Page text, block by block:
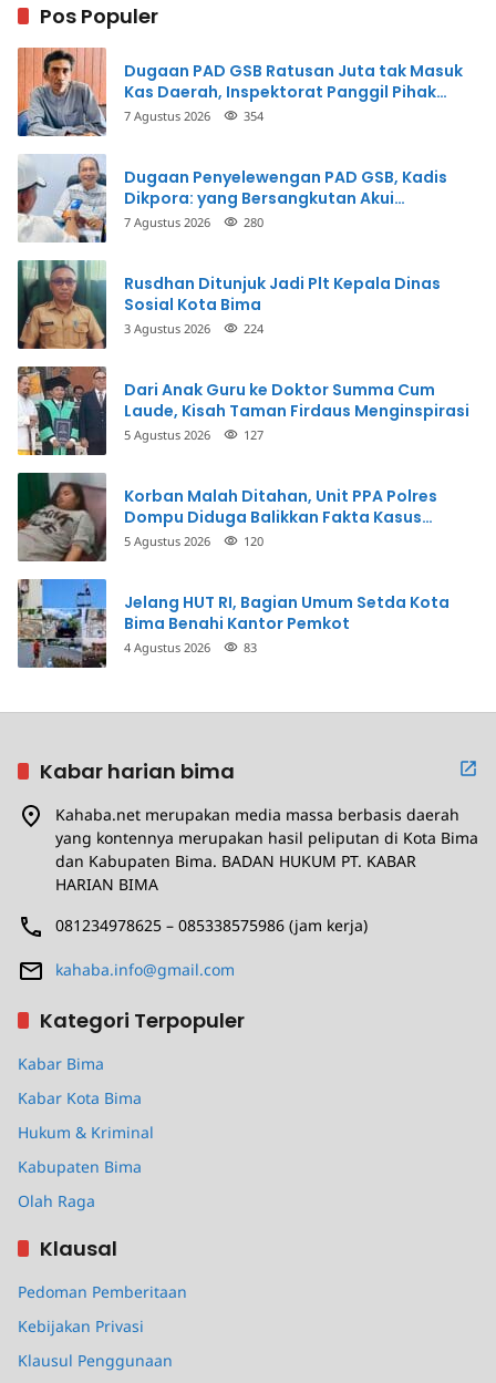
Pos Populer
Dugaan PAD GSB Ratusan Juta tak Masuk
Kas Daerah, Inspektorat Panggil Pihak
Terkait
7 Agustus 2026 354
Dugaan Penyelewengan PAD GSB, Kadis
Dikpora: yang Bersangkutan Akui
Perbuatannya dan Siap Mengembalikan
7 Agustus 2026 280
Rusdhan Ditunjuk Jadi Plt Kepala Dinas
Sosial Kota Bima
3 Agustus 2026 224
Dari Anak Guru ke Doktor Summa Cum
Laude, Kisah Taman Firdaus Menginspirasi
5 Agustus 2026 127
Korban Malah Ditahan, Unit PPA Polres
Dompu Diduga Balikkan Fakta Kasus
Penganiayaan
5 Agustus 2026 120
Jelang HUT RI, Bagian Umum Setda Kota
Bima Benahi Kantor Pemkot
4 Agustus 2026 83
Kabar harian bima
Kahaba.net merupakan media massa berbasis daerah
yang kontennya merupakan hasil peliputan di Kota Bima
dan Kabupaten Bima. BADAN HUKUM PT. KABAR
HARIAN BIMA
081234978625 – 085338575986 (jam kerja)
kahaba.info@gmail.com
Kategori Terpopuler
Kabar Bima
Kabar Kota Bima
Hukum & Kriminal
Kabupaten Bima
Olah Raga
Klausal
Pedoman Pemberitaan
Kebijakan Privasi
Klausul Penggunaan